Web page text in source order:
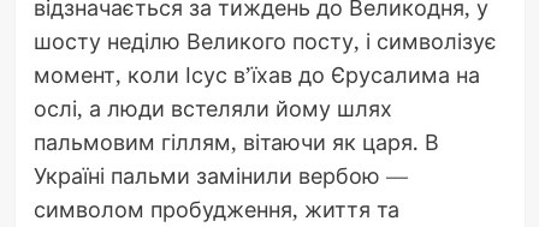
відзначається за тиждень до Великодня, у
шосту неділю Великого посту, і символізує
момент, коли Ісус в’їхав до Єрусалима на
ослі, а люди встеляли йому шлях
пальмовим гіллям, вітаючи як царя. В
Україні пальми замінили вербою —
символом пробудження, життя та